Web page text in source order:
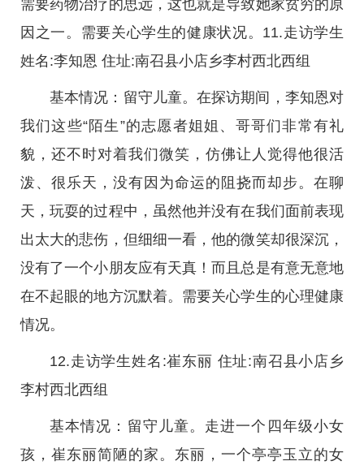
需要药物治疗的思远，这也就是导致她家贫穷的原
因之一。需要关心学生的健康状况。11.走访学生
姓名:李知恩 住址:南召县小店乡李村西北西组
基本情况：留守儿童。在探访期间，李知恩对
我们这些“陌生”的志愿者姐姐、哥哥们非常有礼
貌，还不时对着我们微笑，仿佛让人觉得他很活
泼、很乐天，没有因为命运的阻挠而却步。在聊
天，玩耍的过程中，虽然他并没有在我们面前表现
出太大的悲伤，但细细一看，他的微笑却很深沉，
没有了一个小朋友应有天真！而且总是有意无意地
在不起眼的地方沉默着。需要关心学生的心理健康
情况。
12.走访学生姓名:崔东丽 住址:南召县小店乡
李村西北西组
基本情况：留守儿童。走进一个四年级小女
孩，崔东丽简陋的家。东丽，一个亭亭玉立的女